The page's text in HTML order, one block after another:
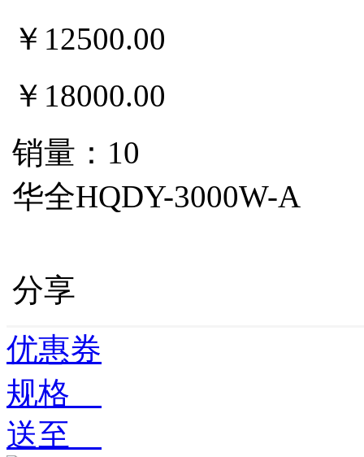
￥ 12500.00
￥18000.00
销量：10
华全HQDY-3000W-A
分享
优惠券
规格
送至